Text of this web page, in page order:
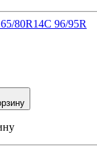
80R14C 96/95R